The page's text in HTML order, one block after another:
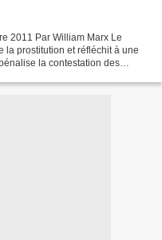
2011 Par William Marx Le
la prostitution et réfléchit à une
la contestation des